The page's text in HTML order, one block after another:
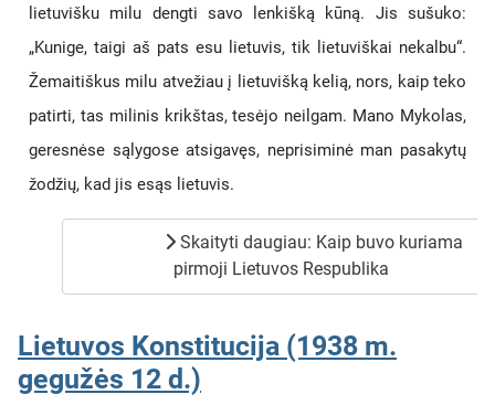
lietuvišku milu dengti savo lenkišką kūną. Jis sušuko:
„Kunige, taigi aš pats esu lietuvis, tik lietuviškai nekalbu“.
Žemaitiškus milu atvežiau į lietuvišką kelią, nors, kaip teko
patirti, tas milinis krikštas, tesėjo neilgam. Mano Mykolas,
geresnėse sąlygose atsigavęs, neprisiminė man pasakytų
žodžių, kad jis esąs lietuvis.
Skaityti daugiau: Kaip buvo kuriama
pirmoji Lietuvos Respublika
Lietuvos Konstitucija (1938 m.
gegužės 12 d.)